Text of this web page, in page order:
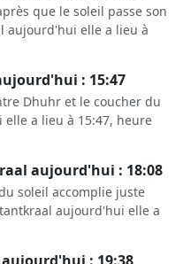
que le soleil passe son
aujourd'hui elle a lieu à
: 15:47
Dhuhr et le coucher du
a lieu à 15:47, heure
aujourd'hui : 18:08
soleil accomplie juste
aujourd'hui elle a